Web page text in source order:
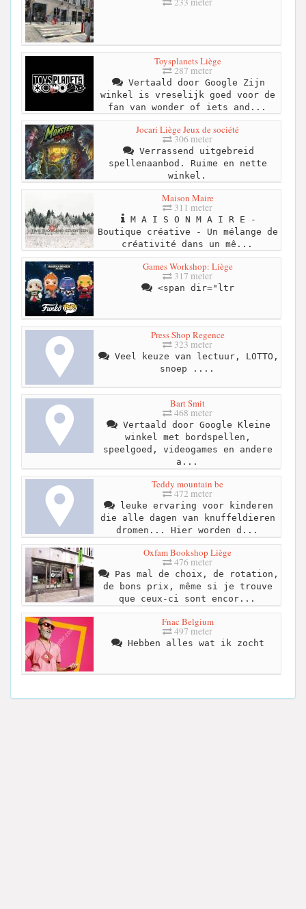
Toysplanets Liège
287 meter
Vertaald door Google Zijn
winkel is vreselijk goed voor de
fan van wonder of iets and...
Jocari Liège Jeux de société
306 meter
Verrassend uitgebreid
spellenaanbod. Ruime en nette
winkel.
Maison Maire
311 meter
M A I S O N M A I R E -
Boutique créative - Un mélange de
créativité dans un mê...
Games Workshop: Liège
317 meter
<span dir="ltr
Press Shop Regence
323 meter
Veel keuze van lectuur, LOTTO,
snoep ....
Bart Smit
468 meter
Vertaald door Google Kleine
winkel met bordspellen,
speelgoed, videogames en andere
a...
Teddy mountain be
472 meter
leuke ervaring voor kinderen
die alle dagen van knuffeldieren
dromen... Hier worden d...
Oxfam Bookshop Liège
476 meter
Pas mal de choix, de rotation,
de bons prix, même si je trouve
que ceux-ci sont encor...
Fnac Belgium
497 meter
Hebben alles wat ik zocht